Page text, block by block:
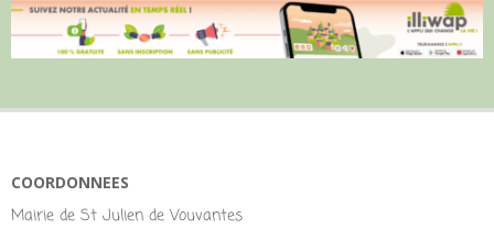
COORDONNEES
Mairie de St Julien de Vouvantes